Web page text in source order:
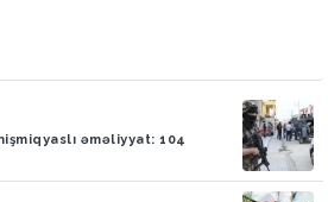
əməliyyat: 104